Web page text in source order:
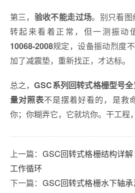
第三， 验收不能走过场。别只看
转起来看着正常，但一测振动
10068-2008规定，设备振动烈度
加了减震垫，重新找正，才达标。
总之，GSC系列回转式格栅型号
量对照表不是摆着好看的，是救
你；你糊弄它，它就坑你。干工程
上一篇： GSC回转式格栅结构详
工作循环
下一篇： GSC回转式格栅水下轴